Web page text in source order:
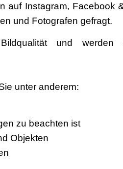
auf Instagram, Facebook
und Fotografen gefragt.
und werden
unter anderem:
zu beachten ist
Objekten